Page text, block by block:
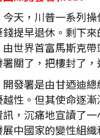
今天，川普一系列
錢提早退休。剩下
世界首富馬斯克
署關了，把樓封了
開發署是由甘迺迪
越性。但其使命逐
訊，沉痛地宣讀了
展中國家的變性組